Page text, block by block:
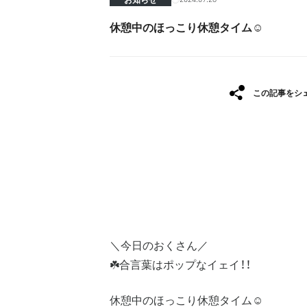
休憩中のほっこり休憩タイム☺︎
この記事をシ
＼今日のおくさん／
☘️合言葉はポップなイェイ！！
休憩中のほっこり休憩タイム☺︎